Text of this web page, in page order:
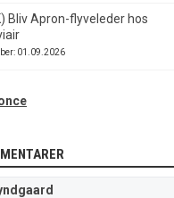
Bliv Apron-flyveleder hos
01.09.2026